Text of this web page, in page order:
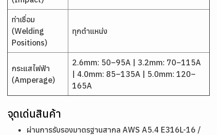
ท่าเชื่อม
(Welding
Positions)
ทุกตำแหน่ง
กระแสไฟฟ้า
(Amperage)
2.6mm: 50–95A | 3.2mm: 70–115A
| 4.0mm: 85–135A | 5.0mm: 120–
165A
จุดเด่นสินค้า
ผ่านการรับรองมาตรฐานสากล AWS A5.4 E316L-16 /